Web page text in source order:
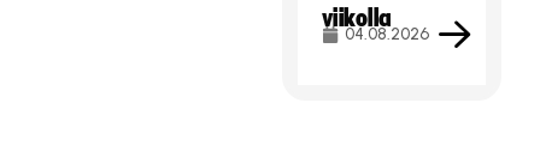
viikolla
04.08.2026